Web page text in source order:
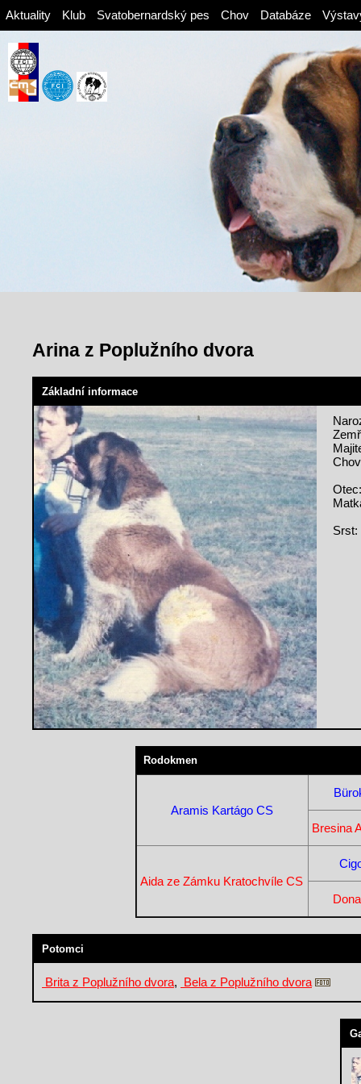
Aktuality Klub Svatobernardský pes Chov Databáze
Arina z Poplužního dvora
Základní informace
Srst:
Rodokmen
Aramis Kartágo CS
Bresina
Aida ze Zámku Kratochvíle CS
Potomci
Brita z Poplužního dvora, Bela z Poplužního dvora